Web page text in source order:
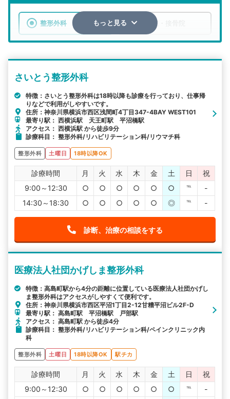
整形外科 整骨院・接骨院
詳細条件で絞り込む
その他の検索方法
もっと見る
さいとう整形外科
特徴：さいとう整形外科は18時以降も診療を行っており、仕事帰
りなどで利用がしやすいです。
住所：神奈川県横浜市西区浅間町4丁目347-4BAY WEST101
最寄り駅： 西横浜駅 天王町駅 平沼橋駅
アクセス： 西横浜駅 から徒歩9分
診療科目： 整形外科/リハビリテーション科/リウマチ科
整形外科 土曜日 18時以降OK
診療時間 月 火 水 木 金 土 日
祝
9:00～12:30
○ ○ ○ ○ ○ ○ ℡
-
14:30～18:30
○ ○ ○ ○ ○ ◎ ℡ -
診断、治療の相談をする
医療法人社団かげしま整形外科
特徴：高島町駅から4分の距離に位置している医療法人社団かげし
ま整形外科はアクセスがしやすくて便利です。
住所：神奈川県横浜市西区平沼1丁目2-12甘糟平沼ビル2F-D
最寄り駅： 高島町駅 平沼橋駅 戸部駅
アクセス： 高島町駅 から徒歩4分
診療科目： 整形外科/リハビリテーション科/ペインクリニック内
科
整形外科 土曜日 18時以降OK 駅チカ
診療時間 月 火 水 木 金 土 日
祝
9:00～12:30
○ ○ ○ ○ ○ ○ ℡
-